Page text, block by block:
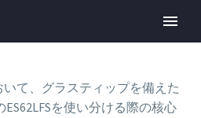
て、グラスティップを備えた
ES62LFSを使い分ける際の核心